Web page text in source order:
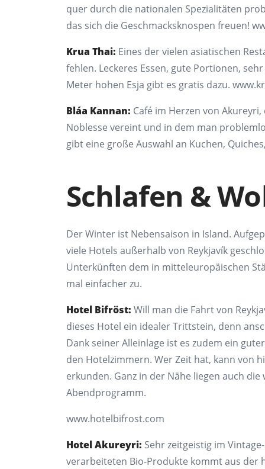
quer durch die nationalen Spezialitäten
das sich die Geschmacksknospen freuen!
Krua Thai: Eines der vielen asiatischen
fehlen. Leckeres Essen, gute Portionen,
Meter hohen Esja gibt es gratis dazu.
Bláa Kannan: Café im Herzen von Akureyri,
Noblesse vereint und in dem man
gibt eine große Auswahl an Kuchen,
Schlafen &
Der Winter ist Nebensaison in Island.
viele Hotels außerhalb von Reykjavík
Unterkünften dem in mitteleuropäischen
mal einfacher zu.
Hotel Bifröst: Will man die Fahrt von
dieses Hotel ein idealer Trittstein, denn
Dank seiner Alleinlage ist es zudem ein
den Hotelzimmern. Wer Zeit hat, kann von
erkunden. Ganz in der Nähe liegen auch
Abendprogramm.
www.hotelbifrost.com
Hotel Akureyri: Sehr zeitgeistig im
verarbeiteten Bio-Produkte kommt aus der